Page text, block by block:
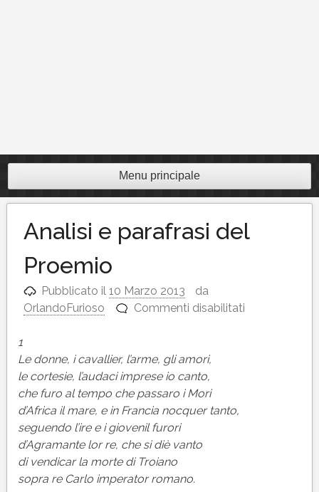
Menu principale
Analisi e parafrasi del
Proemio
Pubblicato il10 Marzo 2013
da
OrlandoFurioso
Commenti disabilitati
1
Le donne, i cavallier, l’arme, gli amori,
le cortesie, l’audaci imprese io canto,
che furo al tempo che passaro i Mori
d’Africa il mare, e in Francia nocquer tanto,
seguendo l’ire e i giovenil furori
d’Agramante lor re, che si diè vanto
di vendicar la morte di Troiano
sopra re Carlo imperator romano.